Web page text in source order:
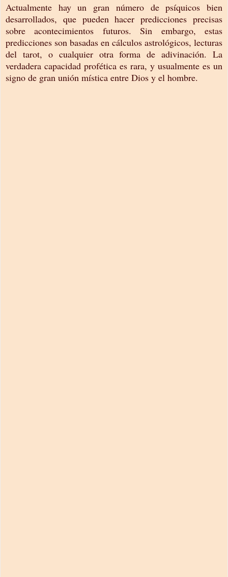
Actualmente hay un gran número de psíquicos bien
desarrollados, que pueden hacer predicciones precisas
sobre acontecimientos futuros. Sin embargo, estas
predicciones son basadas en cálculos astrológicos, lecturas
del tarot, o cualquier otra forma de adivinación. La
verdadera capacidad profética es rara, y usualmente es un
signo de gran unión mística entre Dios y el hombre.